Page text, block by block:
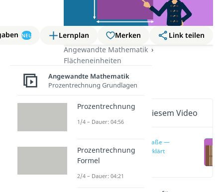
NEU Lernplan Merken
Link teilen
Angewandte Mathematik
Flächeneinheiten
Flächenmaße
Wichtige Inhalte in diesem Video
Flächenmaße —
einfach erklärt
Angewandte Mathematik
Prozentrechnung Grundlagen
Prozentrechnung
1/4 – Dauer: 04:56
Prozentrechnung
Formel
2/4 – Dauer: 04:21